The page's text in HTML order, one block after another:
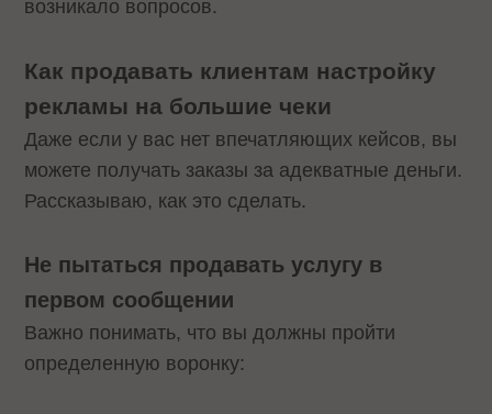
возникало вопросов.
Как продавать клиентам настройку
рекламы на большие чеки
Даже если у вас нет впечатляющих кейсов, вы
можете получать заказы за адекватные деньги.
Рассказываю, как это сделать.
Не пытаться продавать услугу в
первом сообщении
Важно понимать, что вы должны пройти
определенную воронку: